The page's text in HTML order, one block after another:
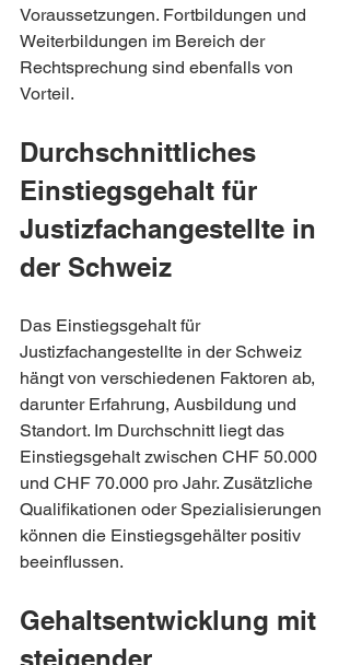
Voraussetzungen. Fortbildungen und
Weiterbildungen im Bereich der
Rechtsprechung sind ebenfalls von
Vorteil.
Durchschnittliches
Einstiegsgehalt für
Justizfachangestellte in
der Schweiz
Das Einstiegsgehalt für
Justizfachangestellte in der Schweiz
hängt von verschiedenen Faktoren ab,
darunter Erfahrung, Ausbildung und
Standort. Im Durchschnitt liegt das
Einstiegsgehalt zwischen CHF 50.000
und CHF 70.000 pro Jahr. Zusätzliche
Qualifikationen oder Spezialisierungen
können die Einstiegsgehälter positiv
beeinflussen.
Gehaltsentwicklung mit
steigender